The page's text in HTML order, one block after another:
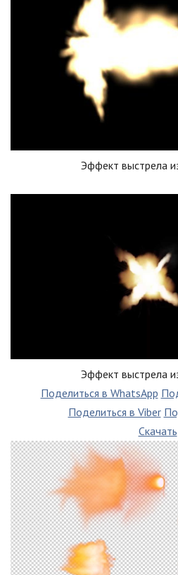
Эффект выстрела
Эффект выстрела
Поделиться в WhatsApp
Поделиться в Viber
Скачать